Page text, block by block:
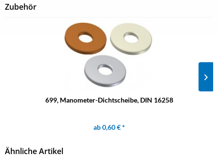
Zubehör
699, Manometer-Dichtscheibe, DIN 16258
ab 0,60 € *
Ähnliche Artikel